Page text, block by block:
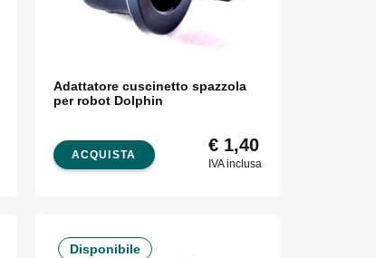
Adattatore cuscinetto spazzola
per robot Dolphin
ACQUISTA € 1,40
IVA inclusa
Disponibile